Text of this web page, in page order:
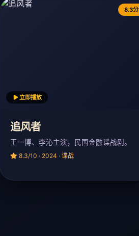
8.3分
立即播放
追风者
王一博、李沁主演，民国金融谍战剧。
8.3/10 · 2024 · 谍战